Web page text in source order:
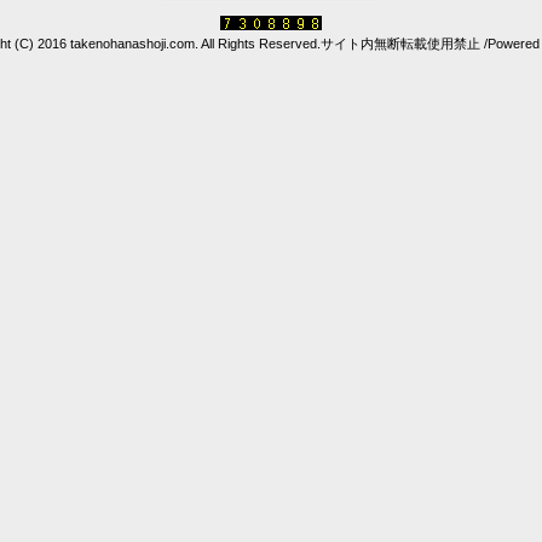
(C) 2016 takenohanashoji.com. All Rights Reserved.サイト内無断転載使用禁止 /